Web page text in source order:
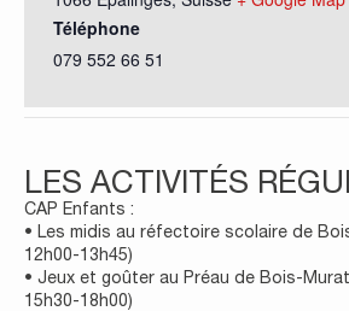
Téléphone
079 552 66 51
LES ACTIVITÉS
CAP Enfants :
• Les midis au réfectoire scolaire de
12h00-13h45)
• Jeux et goûter au Préau de Bois-
15h30-18h00)